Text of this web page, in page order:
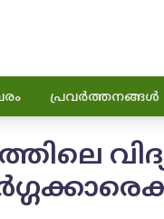
പ്രവർത്തനങ്ങൾ